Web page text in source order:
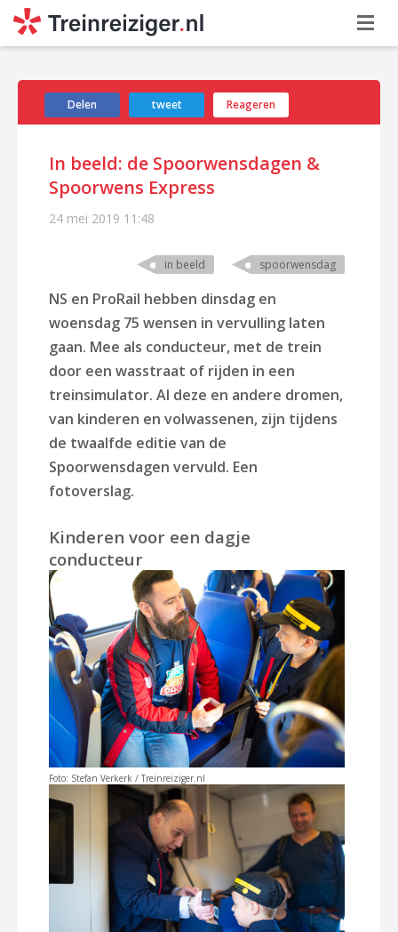
Delen tweet Reageren
In beeld: de Spoorwensdagen &
Spoorwens Express
24 mei 2019 11:48
in beeld spoorwensdag
NS en ProRail hebben dinsdag en
woensdag 75 wensen in vervulling laten
gaan. Mee als conducteur, met de trein
door een wasstraat of rijden in een
treinsimulator. Al deze en andere dromen,
van kinderen en volwassenen, zijn tijdens
de twaalfde editie van de
Spoorwensdagen vervuld. Een
fotoverslag.
Kinderen voor een dagje
conducteur
Foto: Stefan Verkerk / Treinreiziger.nl